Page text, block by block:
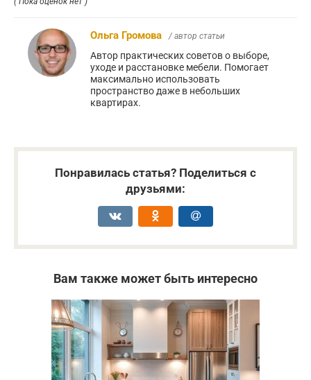
Ольга Громова / автор статьи
Автор практических советов о выборе,
уходе и расстановке мебели. Помогает
максимально использовать
пространство даже в небольших
квартирах.
Понравилась статья? Поделиться с
друзьями:
Вам также может быть интересно